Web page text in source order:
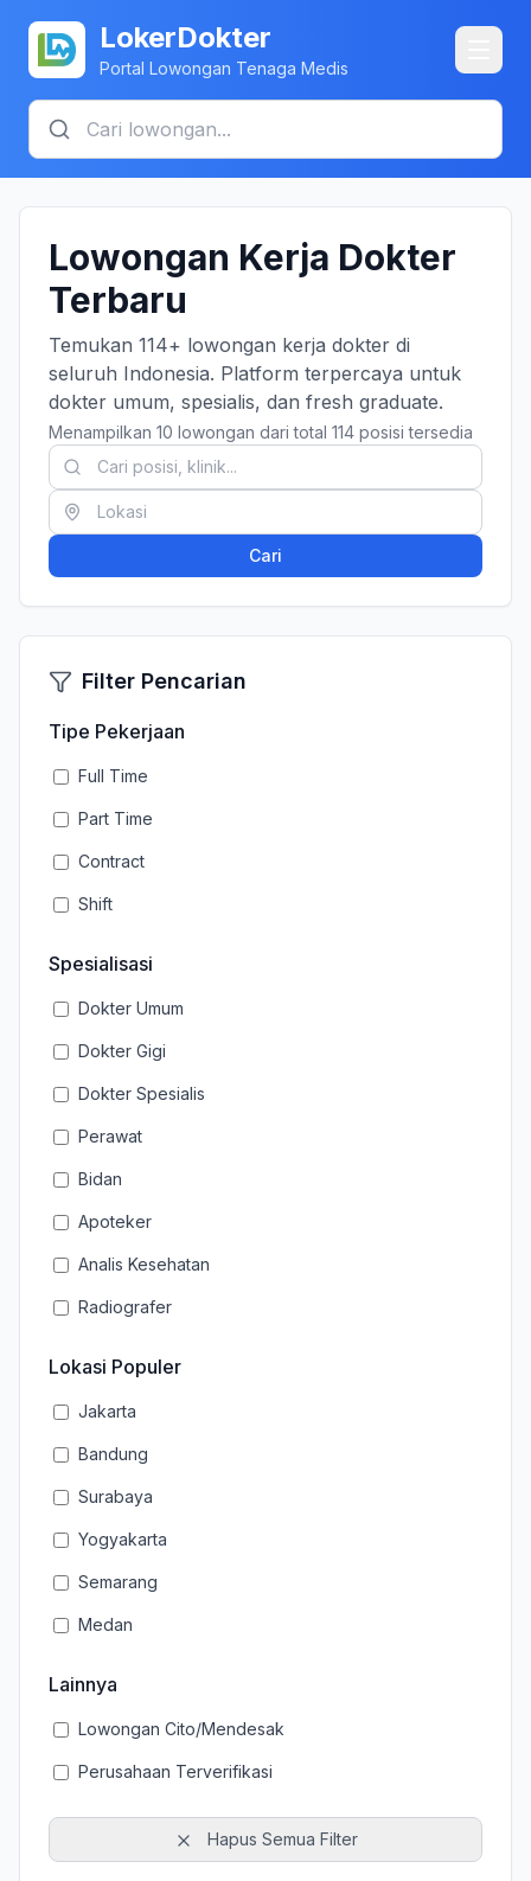
LokerDokter
Portal Lowongan Tenaga Medis
Lowongan Kerja Dokter
Terbaru
Temukan 114+ lowongan kerja dokter di
seluruh Indonesia. Platform terpercaya untuk
dokter umum, spesialis, dan fresh graduate.
Menampilkan 10 lowongan dari total 114 posisi tersedia
Cari
Filter Pencarian
Tipe Pekerjaan
Full Time
Part Time
Contract
Shift
Spesialisasi
Dokter Umum
Dokter Gigi
Dokter Spesialis
Perawat
Bidan
Apoteker
Analis Kesehatan
Radiografer
Lokasi Populer
Jakarta
Bandung
Surabaya
Yogyakarta
Semarang
Medan
Lainnya
Lowongan Cito/Mendesak
Perusahaan Terverifikasi
Hapus Semua Filter